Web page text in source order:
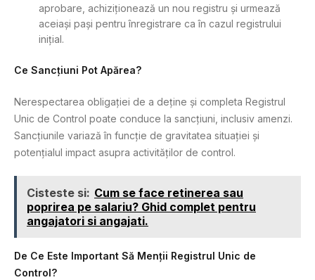
aprobare, achiziționează un nou registru și urmează
aceiași pași pentru înregistrare ca în cazul registrului
inițial.
Ce Sancțiuni Pot Apărea?
Nerespectarea obligației de a deține și completa Registrul
Unic de Control poate conduce la sancțiuni, inclusiv amenzi.
Sancțiunile variază în funcție de gravitatea situației și
potențialul impact asupra activităților de control.
Cisteste si: Cum se face retinerea sau
poprirea pe salariu? Ghid complet pentru
angajatori si angajati.
De Ce Este Important Să Menții Registrul Unic de
Control?